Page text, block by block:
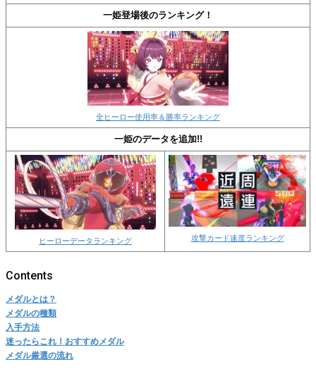
一姫登場後のランキング！
全ヒーロー使用率＆勝率ランキング
一姫のデータを追加!!
ヒーローデータランキング 攻撃カード速度ランキング
メダルとは？
メダルの種類
入手方法
迷ったらこれ！おすすめメダル
メダル厳選の流れ